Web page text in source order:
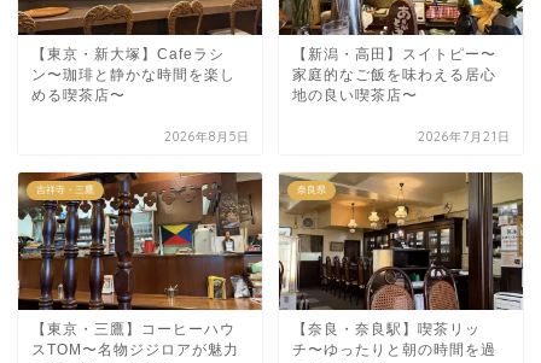
【東京・新大塚】Cafeラシ
ン〜珈琲と静かな時間を楽し
める喫茶店〜
2026年8月5日
【新潟・高田】スイトピー〜
家庭的なご飯を味わえる居心
地の良い喫茶店〜
2026年7月21日
吉祥寺・三鷹
【東京・三鷹】コーヒーハウ
スTOM〜名物ジジロアが魅力
奈良県
【奈良・奈良駅】喫茶リッ
チ〜ゆったりと朝の時間を過